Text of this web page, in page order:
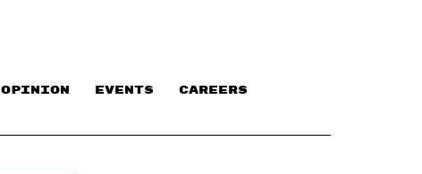
OPINION EVENTS CAREERS